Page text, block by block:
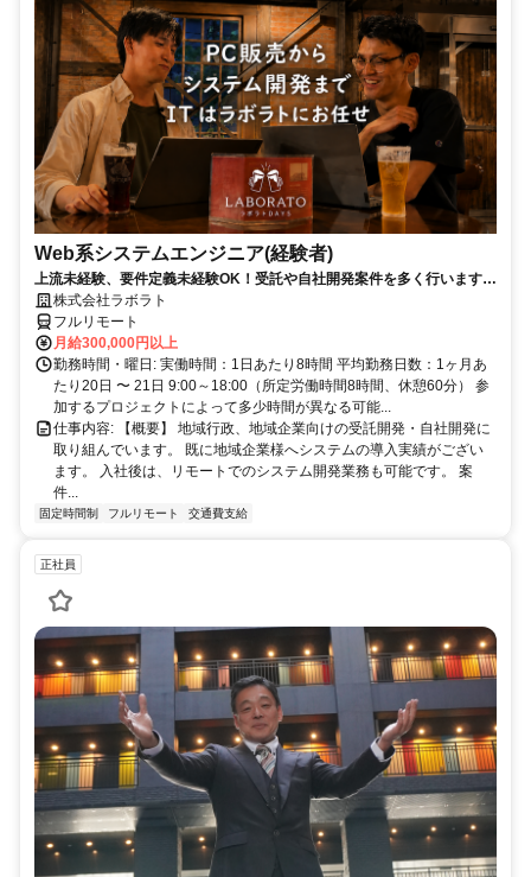
Web系システムエンジニア(経験者)
上流未経験、要件定義未経験OK！受託や自社開発案件を多く行います。
エンジニアとしてステップアップしましょう！
株式会社ラボラト
フルリモート
月給300,000円以上
勤務時間・曜日: 実働時間：1日あたり8時間 平均勤務日数：1ヶ月あ
たり20日 〜 21日 9:00～18:00（所定労働時間8時間、休憩60分） 参
加するプロジェクトによって多少時間が異なる可能...
仕事内容: 【概要】 地域行政、地域企業向けの受託開発・自社開発に
取り組んでいます。 既に地域企業様へシステムの導入実績がござい
ます。 入社後は、リモートでのシステム開発業務も可能です。 案
件...
固定時間制 フルリモート 交通費支給
正社員